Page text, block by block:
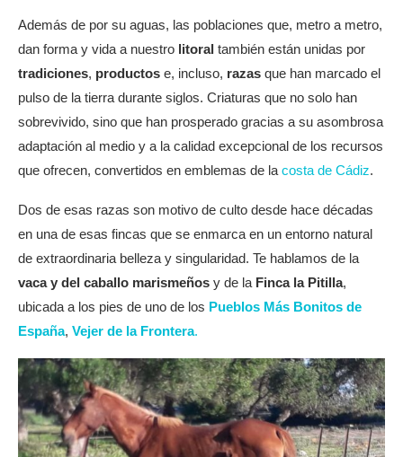
Además de por su aguas, las poblaciones que, metro a metro,
dan forma y vida a nuestro litoral también están unidas por
tradiciones, productos e, incluso, razas que han marcado el
pulso de la tierra durante siglos. Criaturas que no solo han
sobrevivido, sino que han prosperado gracias a su asombrosa
adaptación al medio y a la calidad excepcional de los recursos
que ofrecen, convertidos en emblemas de la costa de Cádiz.
Dos de esas razas son motivo de culto desde hace décadas
en una de esas fincas que se enmarca en un entorno natural
de extraordinaria belleza y singularidad. Te hablamos de la
vaca y del caballo marismeños y de la Finca la Pitilla,
ubicada a los pies de uno de los Pueblos Más Bonitos de
España, Vejer de la Frontera.